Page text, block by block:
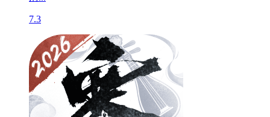
7.3